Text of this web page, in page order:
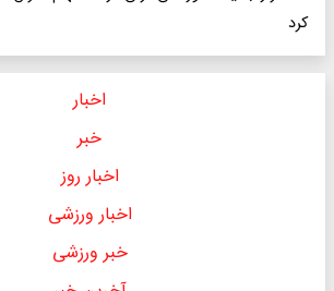
کرد
اخبار
خبر
اخبار روز
اخبار ورزشی
خبر ورزشی